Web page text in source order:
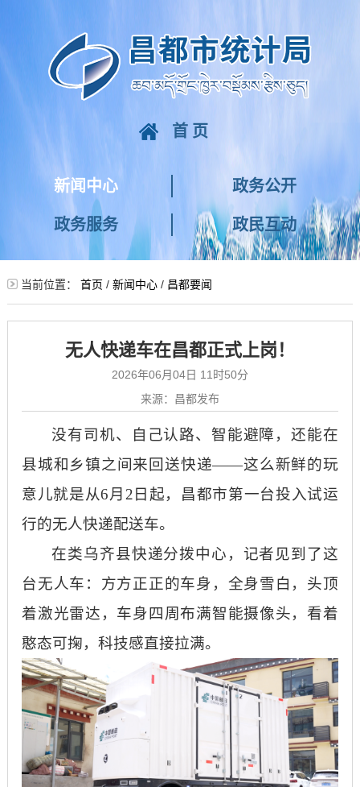
首页
新闻中心 政务公开
政务服务 政民互动
当前位置： 首页 / 新闻中心/ 昌都要闻
无人快递车在昌都正式上岗！
2026年06月04日 11时50分
来源：昌都发布
没有司机、自己认路、智能避障，还能在
县城和乡镇之间来回送快递——这么新鲜的玩
意儿就是从6月2日起，昌都市第一台投入试运
行的无人快递配送车。
在类乌齐县快递分拨中心，记者见到了这
台无人车：方方正正的车身，全身雪白，头顶
着激光雷达，车身四周布满智能摄像头，看着
憨态可掬，科技感直接拉满。